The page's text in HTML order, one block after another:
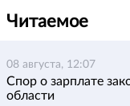
Читаемое
08 августа, 12:07
Спор о зарплате
области